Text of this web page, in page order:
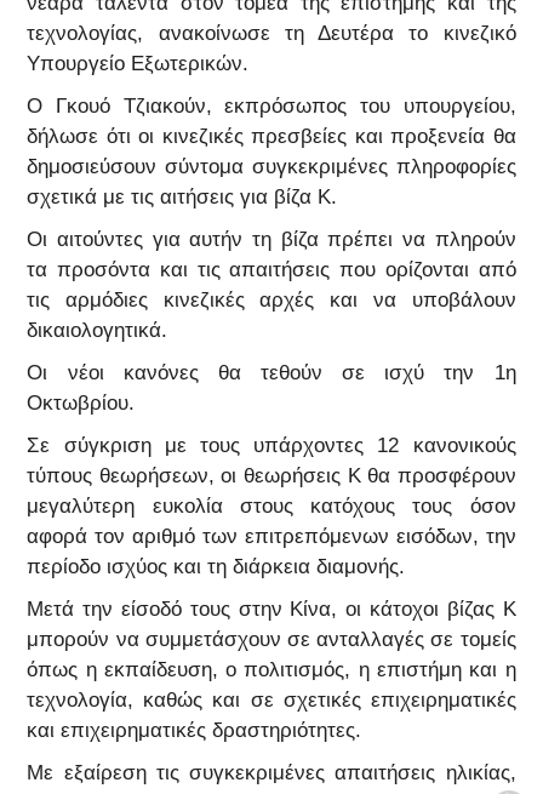
τεχνολογίας, ανακοίνωσε τη Δευτέρα το κινεζικό
Υπουργείο Εξωτερικών.
Ο Γκουό Τζιακούν, εκπρόσωπος του υπουργείου,
δήλωσε ότι οι κινεζικές πρεσβείες και προξενεία θα
δημοσιεύσουν σύντομα συγκεκριμένες πληροφορίες
σχετικά με τις αιτήσεις για βίζα Κ.
Οι αιτούντες για αυτήν τη βίζα πρέπει να πληρούν
τα προσόντα και τις απαιτήσεις που ορίζονται από
τις αρμόδιες κινεζικές αρχές και να υποβάλουν
δικαιολογητικά.
Οι νέοι κανόνες θα τεθούν σε ισχύ την 1η
Οκτωβρίου.
Σε σύγκριση με τους υπάρχοντες 12 κανονικούς
τύπους θεωρήσεων, οι θεωρήσεις Κ θα προσφέρουν
μεγαλύτερη ευκολία στους κατόχους τους όσον
αφορά τον αριθμό των επιτρεπόμενων εισόδων, την
περίοδο ισχύος και τη διάρκεια διαμονής.
Μετά την είσοδό τους στην Κίνα, οι κάτοχοι βίζας Κ
μπορούν να συμμετάσχουν σε ανταλλαγές σε τομείς
όπως η εκπαίδευση, ο πολιτισμός, η επιστήμη και η
τεχνολογία, καθώς και σε σχετικές επιχειρηματικές
και επιχειρηματικές δραστηριότητες.
Με εξαίρεση τις συγκεκριμένες απαιτήσεις ηλικίας,